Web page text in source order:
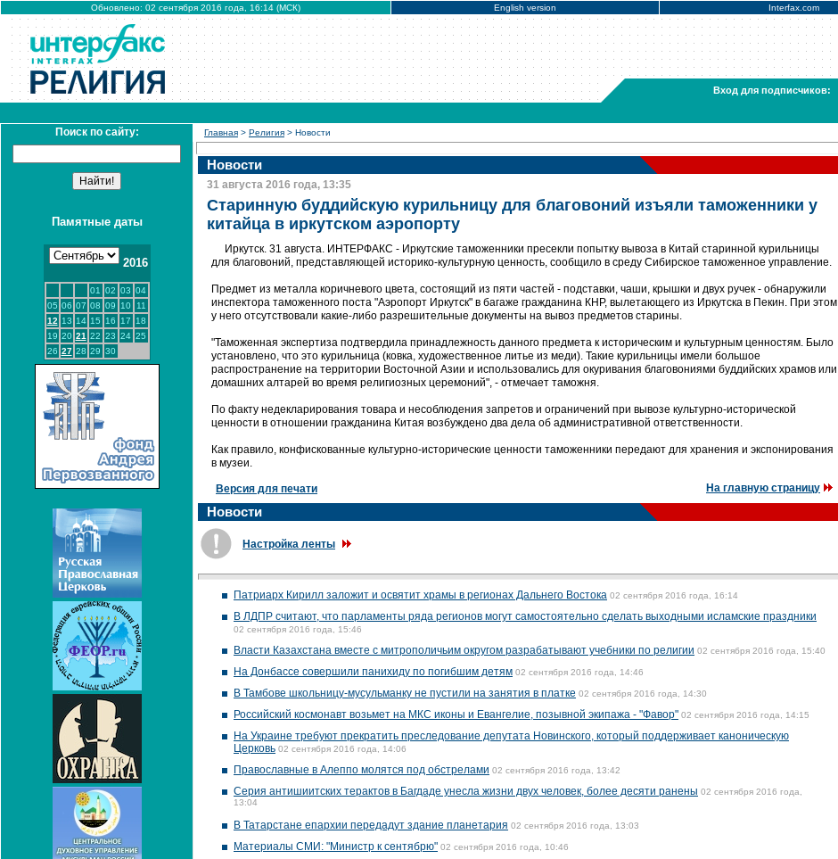
Обновлено: 02 сентября 2016 года, 16:14 (МСК) English version Interfax.com
Вход для подписчиков:
Поиск по сайту:
Памятные даты
2016
01 02 03 04
05 06 07 08 09 10
11
12 13 14 15 16 17
18
19 20 21 22 23 24 25
26 27 28 29 30
Главная > Религия > Новости
Новости
31 августа 2016 года, 13:35
Старинную буддийскую курильницу для благовоний изъяли таможенники у
китайца в иркутском аэропорту
Иркутск. 31 августа. ИНТЕРФАКС - Иркутские таможенники пресекли попытку вывоза в Китай старинной курильницы
для благовоний, представляющей историко-культурную ценность, сообщило в среду Сибирское таможенное управление.
Предмет из металла коричневого цвета, состоящий из пяти частей - подставки, чаши, крышки и двух ручек - обнаружили
инспектора таможенного поста "Аэропорт Иркутск" в багаже гражданина КНР, вылетающего из Иркутска в Пекин. При этом
у него отсутствовали какие-либо разрешительные документы на вывоз предметов старины.
"Таможенная экспертиза подтвердила принадлежность данного предмета к историческим и культурным ценностям. Было
установлено, что это курильница (ковка, художественное литье из меди). Такие курильницы имели большое
распространение на территории Восточной Азии и использовались для окуривания благовониями буддийских храмов или
домашних алтарей во время религиозных церемоний", - отмечает таможня.
По факту недекларирования товара и несоблюдения запретов и ограничений при вывозе культурно-исторической
ценности в отношении гражданина Китая возбуждено два дела об административной ответственности.
Как правило, конфискованные культурно-исторические ценности таможенники передают для хранения и экспонирования
в музеи.
Версия для печати На главную страницу
Новости
Настройка ленты
Патриарх Кирилл заложит и освятит храмы в регионах Дальнего Востока 02 сентября 2016 года, 16:14
В ЛДПР считают, что парламенты ряда регионов могут самостоятельно сделать выходными исламские праздники
02 сентября 2016 года, 15:46
Власти Казахстана вместе с митрополичьим округом разрабатывают учебники по религии 02 сентября 2016 года, 15:40
На Донбассе совершили панихиду по погибшим детям 02 сентября 2016 года, 14:46
В Тамбове школьницу-мусульманку не пустили на занятия в платке 02 сентября 2016 года, 14:30
Российский космонавт возьмет на МКС иконы и Евангелие, позывной экипажа - "Фавор" 02 сентября 2016 года, 14:15
На Украине требуют прекратить преследование депутата Новинского, который поддерживает каноническую
Церковь 02 сентября 2016 года, 14:06
Православные в Алеппо молятся под обстрелами 02 сентября 2016 года, 13:42
Серия антишиитских терактов в Багдаде унесла жизни двух человек, более десяти ранены 02 сентября 2016 года,
13:04
В Татарстане епархии передадут здание планетария 02 сентября 2016 года, 13:03
Материалы СМИ: "Министр к сентябрю" 02 сентября 2016 года, 10:46